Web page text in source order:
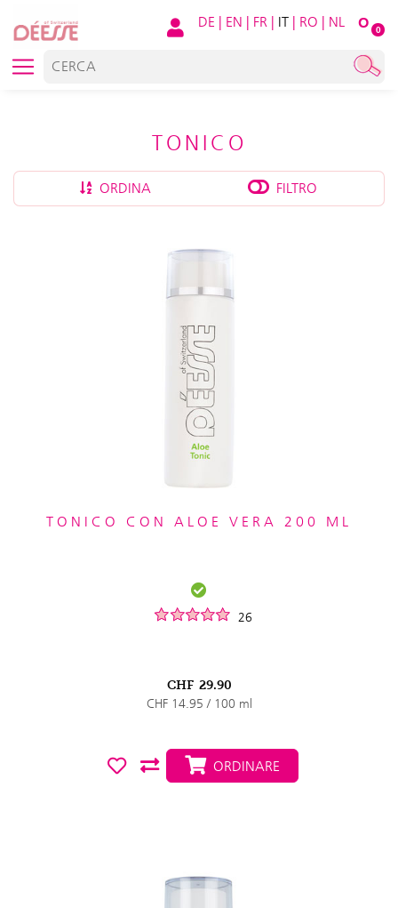
O 0
DE | EN | FR | IT | RO | NL
TONICO
ORDINA FILTRO
TONICO CON ALOE VERA 200 ML
26
CHF 29.90
CHF 14.95 / 100 ml
ORDINARE